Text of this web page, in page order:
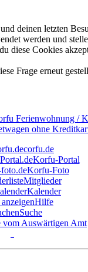
deinen letzten
werden und
diese Cookies
Frage erneut
corfu.de
Korfu-Portal
Korfu-Foto
Mitglieder
Kalender
Hilfe
Suche